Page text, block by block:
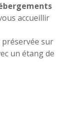
accueillir
sur
un étang de